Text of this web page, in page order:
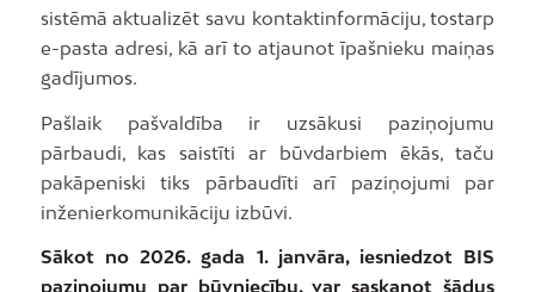
sistēmā aktualizēt savu kontaktinformāciju, tostarp
e-pasta adresi, kā arī to atjaunot īpašnieku maiņas
gadījumos.
Pašlaik pašvaldība ir uzsākusi paziņojumu
pārbaudi, kas saistīti ar būvdarbiem ēkās, taču
pakāpeniski tiks pārbaudīti arī paziņojumi par
inženierkomunikāciju izbūvi.
Sākot no 2026. gada 1. janvāra, iesniedzot BIS
paziņojumu par būvniecību, var saskaņot šādus